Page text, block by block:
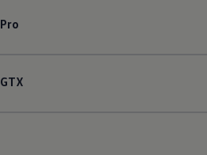
Pro
GTX